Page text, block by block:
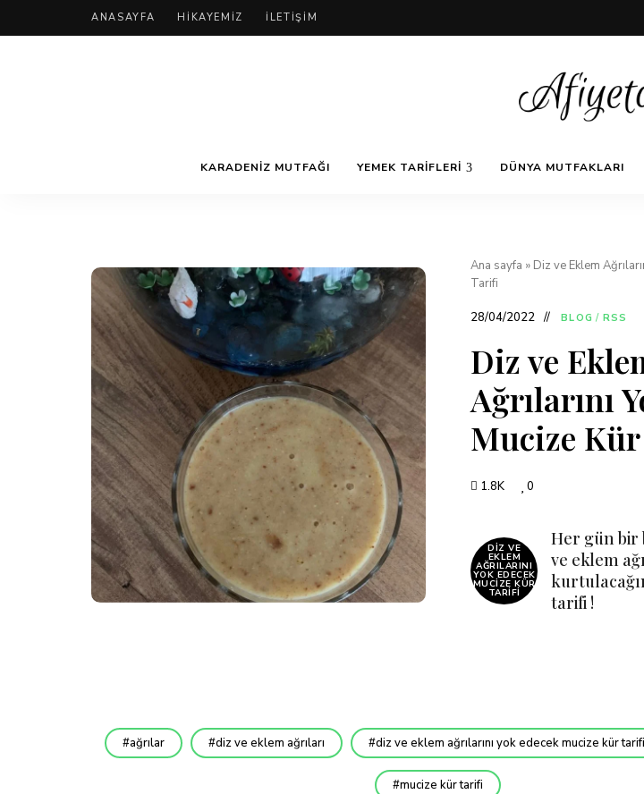
ANASAYFA HIKAYEMIZ İLETIŞIM
ve
Lezzetli,
tarifleri,
tatlılar,
yemekleri
kurabiyeler
KARADENIZ MUTFAĞI YEMEK TARIFLERI DÜNYA MUTFAKLARI
Ana sayfa » Diz ve Eklem
Tarifi
28/04/2022 BLOG / RSS
Diz ve
Ağrılarını
Mucize
1.8K 0
DIZ VE
EKLEM
AĞRILARINI
YOK EDECEK
MUCIZE KÜR
TARIFI
Her gün bir
ve eklem
tarifi !
ağrılar diz ve eklem ağrıları diz ve eklem ağrılarını yok edecek mucize kür tarifi
mucize kür tarifi